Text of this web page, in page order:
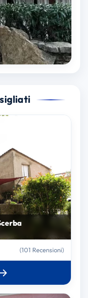
(101 Recensioni)